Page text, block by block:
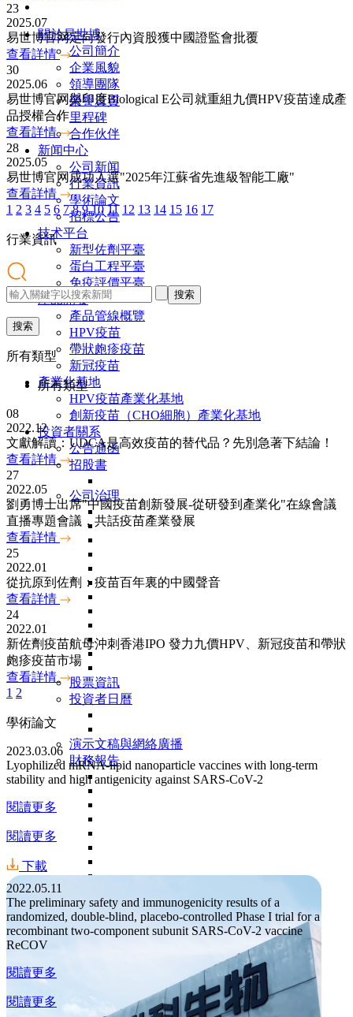
關於易世博
公司簡介
企業風貌
領導團隊
榮譽資質
里程碑
合作伙伴
新闻中心
公司新闻
行業資訊
學術論文
招標公告
技术平台
新型佐劑平臺
蛋白工程平臺
免疫評價平臺
產品開發
產品管線概覽
HPV疫苗
帶狀皰疹疫苗
新冠疫苗
產業化基地
HPV疫苗產業化基地
創新疫苗（CHO細胞）產業化基地
投資者關系
公告通函
招股書
公司治理
股票資訊
投資者日曆
演示文稿與網絡廣播
財務報告
分析師覆蓋
郵件訂閱
加入我們
23
2025.07
易世博官网定向發行內資股獲中國證監會批覆
查看詳情
30
2025.06
易世博官网與印度Biological E公司就重組九價HPV疫苗達成產
品授權合作
查看詳情
28
2025.05
易世博官网成功入選"2025年江蘇省先進級智能工廠"
查看詳情
1 2 3 4 5 6 7 8 9 10 11 12 13 14 15 16 17
行業資訊
搜索
搜索
所有類型
所有類型
08
2022.12
文獻解讀：UDCA是高效疫苗的替代品？先別急著下結論！
查看詳情
27
2022.05
劉勇博士出席"中國疫苗創新發展-從研發到產業化"在線會議
直播專題會議，共話疫苗產業發展
查看詳情
25
2022.01
從抗原到佐劑：疫苗百年裏的中國聲音
查看詳情
24
2022.01
新佐劑疫苗航母沖刺香港IPO 發力九價HPV、新冠疫苗和帶狀
皰疹疫苗市場
查看詳情
1 2
學術論文
2023.03.06
Lyophilized mRNA-lipid nanoparticle vaccines with long-term
stability and high antigenicity against SARS-CoV-2
閱讀更多
閱讀更多
下載
2022.05.11
The preliminary safety and immunogenicity results of a
randomized, double-blind, placebo-controlled Phase I trial for a
recombinant two-component subunit SARS-CoV-2 vaccine
ReCOV
閱讀更多
閱讀更多